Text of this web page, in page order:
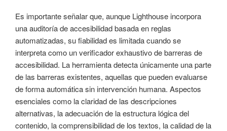
Es importante señalar que, aunque Lighthouse incorpora
una auditoría de accesibilidad basada en reglas
automatizadas, su fiabilidad es limitada cuando se
interpreta como un verificador exhaustivo de barreras de
accesibilidad. La herramienta detecta únicamente una parte
de las barreras existentes, aquellas que pueden evaluarse
de forma automática sin intervención humana. Aspectos
esenciales como la claridad de las descripciones
alternativas, la adecuación de la estructura lógica del
contenido, la comprensibilidad de los textos, la calidad de la